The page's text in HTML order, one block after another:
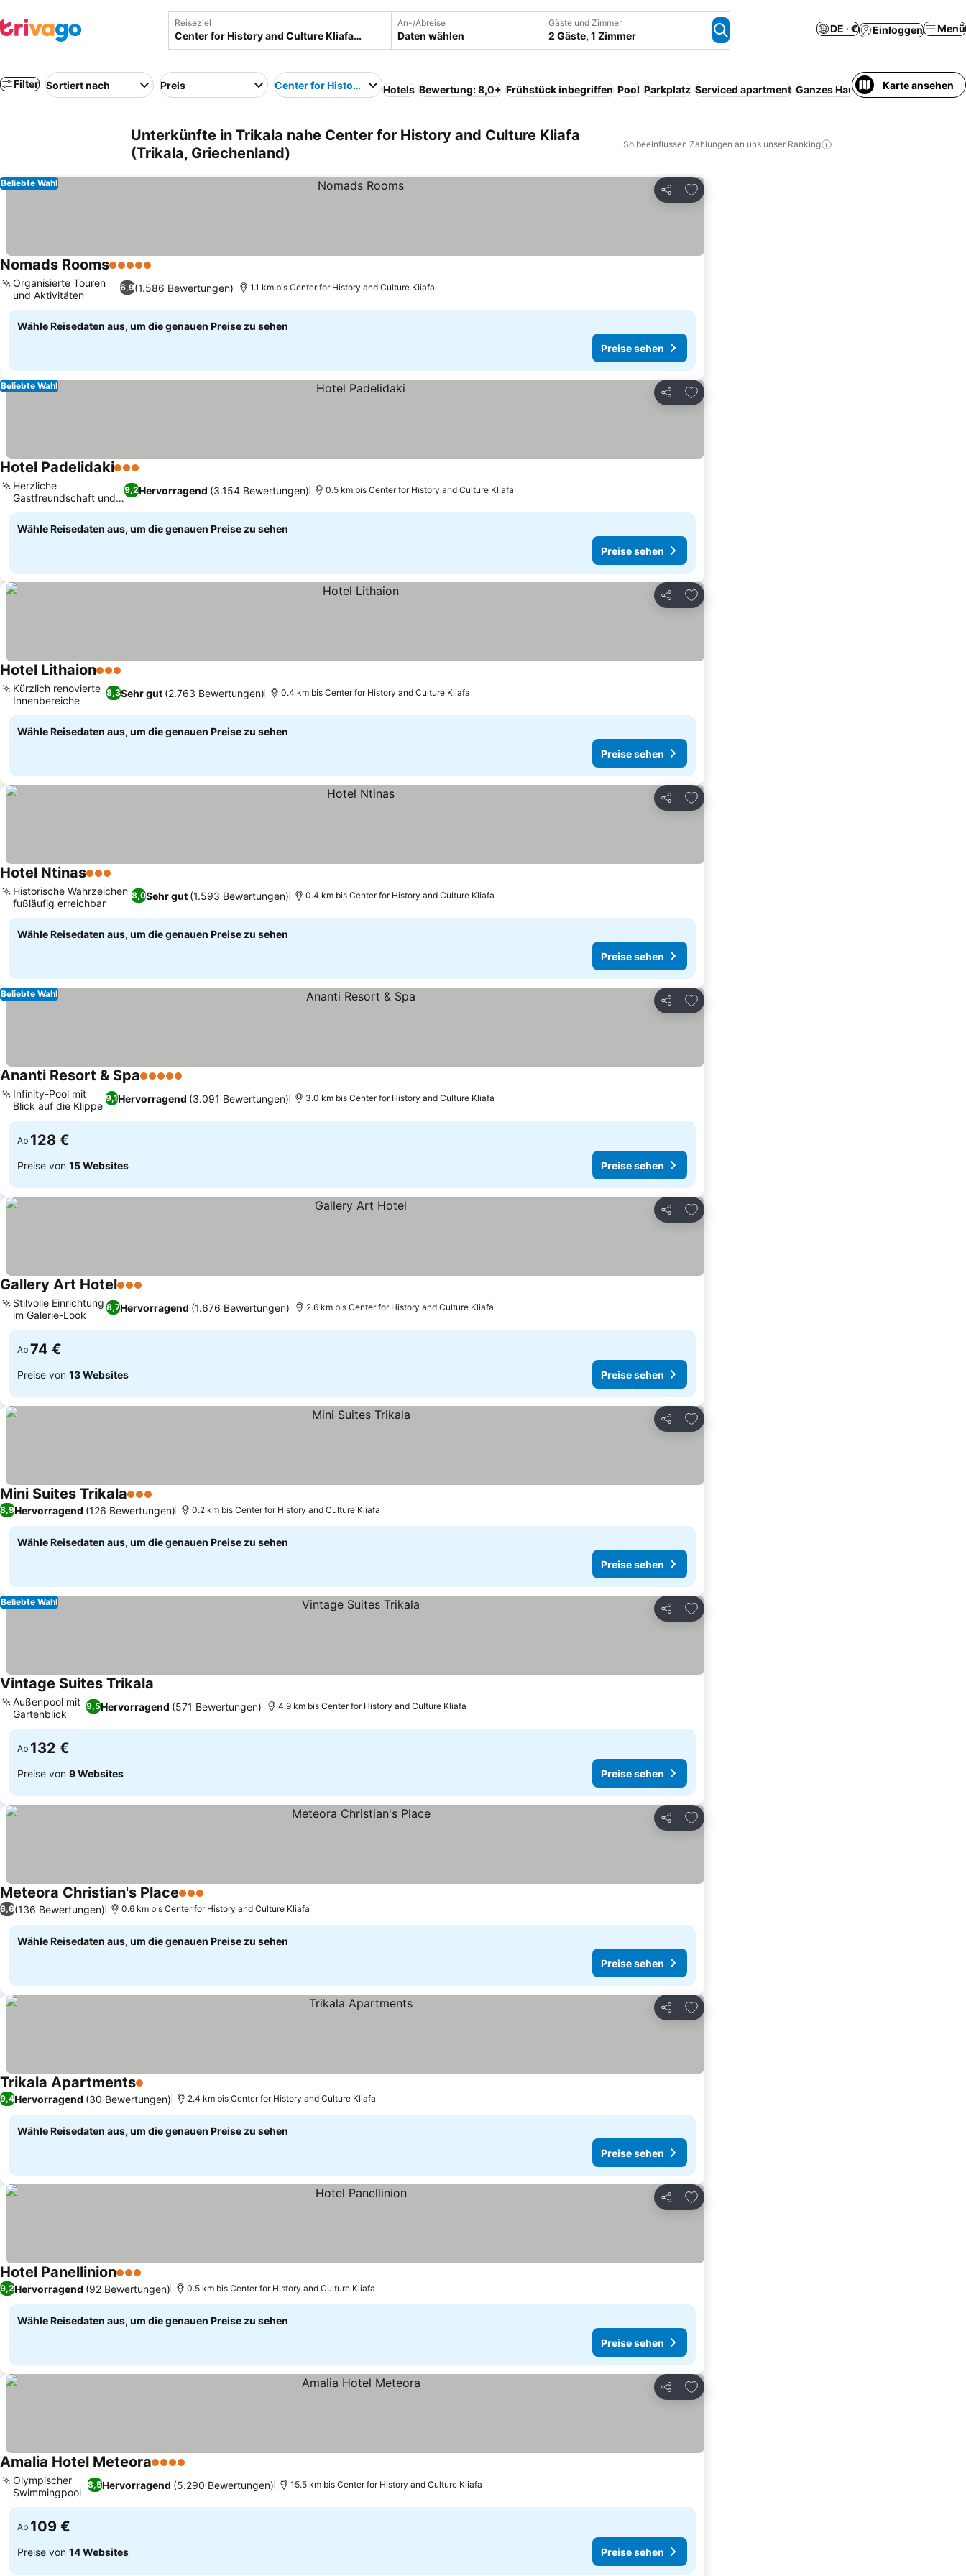
Reiseziel An-/Abreise
Daten wählen
Gäste und Zimmer
2 Gäste, 1 Zimmer
DE · € Einloggen Menü
Filter Sortiert nach Preis Center for History and Culture Kliafa
Hotels Bewertung: 8,0+ Frühstück inbegriffen Pool Parkplatz Serviced apartment Ganzes Haus/ApartmentKarte ansehen
Unterkünfte in Trikala nahe Center for History and Culture Kliafa
(Trikala, Griechenland)
So beeinflussen Zahlungen an uns unser Ranking
Teilen
Zu Favoriten hinzufügen
Beliebte Wahl
Nomads Rooms5 Sterne
6,9(1.586 Bewertungen)
Organisierte Touren
und Aktivitäten
1.1 km bis Center for History and Culture Kliafa
Wähle Reisedaten aus, um die genauen Preise zu sehen
Preise sehen
Teilen
Zu Favoriten hinzufügen
Beliebte Wahl
Hotel Padelidaki3 Sterne
9,2Hervorragend (3.154 Bewertungen)
Herzliche
Gastfreundschaft und
Atmosphäre
0.5 km bis Center for History and Culture Kliafa
Wähle Reisedaten aus, um die genauen Preise zu sehen
Preise sehen
Teilen
Zu Favoriten hinzufügen
Hotel Lithaion3 Sterne
8,3Sehr gut (2.763 Bewertungen)
Kürzlich renovierte
Innenbereiche
0.4 km bis Center for History and Culture Kliafa
Wähle Reisedaten aus, um die genauen Preise zu sehen
Preise sehen
Teilen
Zu Favoriten hinzufügen
Hotel Ntinas3 Sterne
8,0Sehr gut (1.593 Bewertungen)
Historische Wahrzeichen
fußläufig erreichbar
0.4 km bis Center for History and Culture Kliafa
Wähle Reisedaten aus, um die genauen Preise zu sehen
Preise sehen
Teilen
Zu Favoriten hinzufügen
Beliebte Wahl
Ananti Resort & Spa5 Sterne
9,1Hervorragend (3.091 Bewertungen)
Infinity-Pool mit
Blick auf die Klippe
3.0 km bis Center for History and Culture Kliafa
Ab 128 €
Preise von 15 Websites Preise sehen
Teilen
Zu Favoriten hinzufügen
Gallery Art Hotel3 Sterne
8,7Hervorragend (1.676 Bewertungen)
Stilvolle Einrichtung
im Galerie-Look
2.6 km bis Center for History and Culture Kliafa
Ab 74 €
Preise von 13 Websites Preise sehen
Teilen
Zu Favoriten hinzufügen
Mini Suites Trikala3 SternePreise sehen
8,9Hervorragend (126 Bewertungen) 0.2 km bis Center for History and Culture Kliafa
Wähle Reisedaten aus, um die genauen Preise zu sehen
Preise sehen
Teilen
Zu Favoriten hinzufügen
Beliebte Wahl
Vintage Suites Trikala
9,5Hervorragend (571 Bewertungen)
Außenpool mit
Gartenblick
4.9 km bis Center for History and Culture Kliafa
Ab 132 €
Preise von 9 Websites Preise sehen
Teilen
Zu Favoriten hinzufügen
Meteora Christian's Place3 Sterne
6,6(136 Bewertungen) 0.6 km bis Center for History and Culture Kliafa
Wähle Reisedaten aus, um die genauen Preise zu sehen
Preise sehen
Teilen
Zu Favoriten hinzufügen
Trikala Apartments1 SternePreise sehen
9,4Hervorragend (30 Bewertungen) 2.4 km bis Center for History and Culture Kliafa
Wähle Reisedaten aus, um die genauen Preise zu sehen
Preise sehen
Teilen
Zu Favoriten hinzufügen
Hotel Panellinion3 SternePreise sehen
9,2Hervorragend (92 Bewertungen) 0.5 km bis Center for History and Culture Kliafa
Wähle Reisedaten aus, um die genauen Preise zu sehen
Preise sehen
Teilen
Zu Favoriten hinzufügen
Amalia Hotel Meteora4 Sterne
8,5Hervorragend (5.290 Bewertungen)
Olympischer
Swimmingpool
15.5 km bis Center for History and Culture Kliafa
Ab 109 €
Preise von 14 Websites Preise sehen